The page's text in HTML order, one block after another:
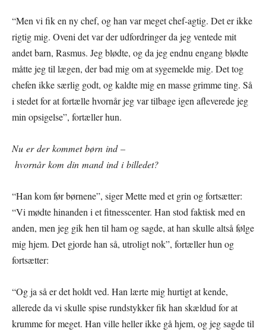
“Men vi fik en ny chef, og han var meget chef-agtig. Det er ikke
rigtig mig. Oveni det var der udfordringer da jeg ventede mit
andet barn, Rasmus. Jeg blødte, og da jeg endnu engang blødte
måtte jeg til lægen, der bad mig om at sygemelde mig. Det tog
chefen ikke særlig godt, og kaldte mig en masse grimme ting. Så
i stedet for at fortælle hvornår jeg var tilbage igen afleverede jeg
min opsigelse”, fortæller hun.
Nu er der kommet børn ind –
hvornår kom din mand ind i billedet?
“Han kom før børnene”, siger Mette med et grin og fortsætter:
“Vi mødte hinanden i et fitnesscenter. Han stod faktisk med en
anden, men jeg gik hen til ham og sagde, at han skulle altså følge
mig hjem. Det gjorde han så, utroligt nok”, fortæller hun og
fortsætter:
“Og ja så er det holdt ved. Han lærte mig hurtigt at kende,
allerede da vi skulle spise rundstykker fik han skældud for at
krumme for meget. Han ville heller ikke gå hjem, og jeg sagde til